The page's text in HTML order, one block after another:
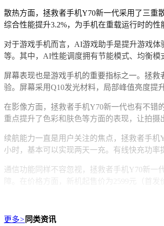
散热方面，拯救者手机Y70新一代采用了三重
综合性能提升3.2%，为手机在重载运行时的性
对于游戏手机而言，AI游戏助手是提升游戏
等。其中，AI性能调度拥有节能模式、均衡模
屏幕表现也是游戏手机的重要指标之一。拯
验。屏幕采用Q10发光材料，局部峰值亮度提
在影像方面，拯救者手机Y70新一代也有不错
重点提升了色彩和肤色等方面的表现，让拍摄
续航能力一直是用户关注的焦点，拯救者手
小时，基本可以实现两天一充。有线快充功
通信功能同样不容忽视，拯救者手机Y70新一
障。在价格方面，新机起售价为2599元（首
更多> 同类资讯